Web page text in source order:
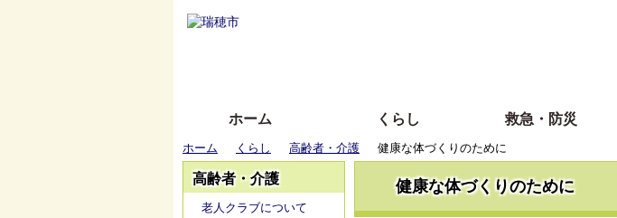
ホーム くらし 救急・防災
ホーム くらし 高齢者・介護 健康な体づくりのために
高齢者・介護
老人クラブについて
健康な体づくりのために